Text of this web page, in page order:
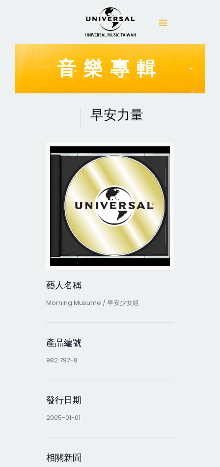
音樂專輯
早安力量
藝人名稱
Morning Musume / 早安少女組
產品編號
982 797-8
發行日期
2005-01-01
相關新聞